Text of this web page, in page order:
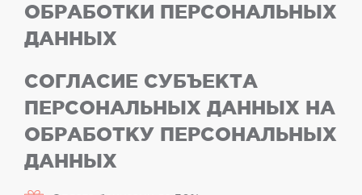
ОБРАБОТКИ ПЕРСОНАЛЬНЫХ
ДАННЫХ
СОГЛАСИЕ СУБЪЕКТА
ПЕРСОНАЛЬНЫХ ДАННЫХ НА
ОБРАБОТКУ ПЕРСОНАЛЬНЫХ
ДАННЫХ